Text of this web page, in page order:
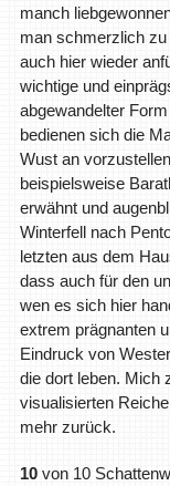
manch
man schmerzlich
auch hier wieder
wichtige und
abgewandelter
bedienen sich die
Wust an
beispielsweise
erwähnt und
Winterfell nach
letzten aus dem
dass auch für den
wen es sich hier
extrem prägnanten
Eindruck von
die dort leben. Mich
visualisierten
mehr zurück.
10von 10